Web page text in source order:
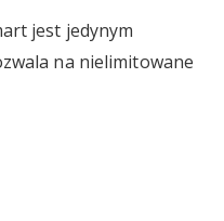
jest jedynym
na nielimitowane